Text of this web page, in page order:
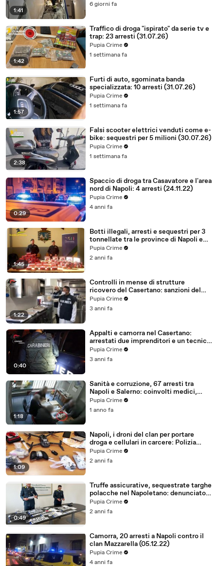
1:41
6 giorni fa
1:42
Traffico di droga "ispirato" da serie tv e
trap: 23 arresti (31.07.26)
Pupia Crime
1 settimana fa
1:57
Furti di auto, sgominata banda
specializzata: 10 arresti (31.07.26)
Pupia Crime
1 settimana fa
2:38
Falsi scooter elettrici venduti come e-
bike: sequestri per 5 milioni (30.07.26)
Pupia Crime
1 settimana fa
0:29
Spaccio di droga tra Casavatore e l'area
nord di Napoli: 4 arresti (24.11.22)
Pupia Crime
4 anni fa
1:45
Botti illegali, arresti e sequestri per 3
tonnellate tra le province di Napoli e
Caserta (30.12.24)
Pupia Crime
2 anni fa
1:22
Controlli in mense di strutture
ricovero del Casertano: sanzioni del
Nas (05.04.23)
Pupia Crime
3 anni fa
0:40
Appalti e camorra nel Casertano:
arrestati due imprenditori e un tecnico
comunale (08.11.23)
Pupia Crime
3 anni fa
1:18
Sanità e corruzione, 67 arresti tra
Napoli e Salerno: coinvolti medici,
impiegati Asl e impresari funebri
(11.03.25)
Pupia Crime
1 anno fa
1:09
Napoli, i droni del clan per portare
droga e cellulari in carcere: Polizia
esegue 12 misure cautelari (18.11.24)
Pupia Crime
2 anni fa
0:49
Truffe assicurative, sequestrate targhe
polacche nel Napoletano: denunciato
titolare agenzia (26.10.24)
Pupia Crime
2 anni fa
Camorra, 20 arresti a Napoli contro il
clan Mazzarella (05.12.22)
Pupia Crime
4 anni fa